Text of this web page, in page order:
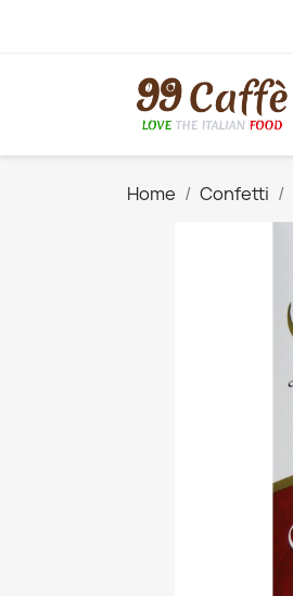
Home Confetti